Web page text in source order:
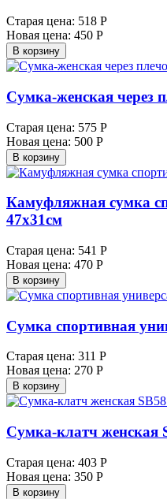
Старая цена: 518 Р
Новая цена: 450 Р
В корзину
Сумка-женская через
Старая цена: 575 Р
Новая цена: 500 Р
В корзину
Камуфляжная сумка
47х31см
Старая цена: 541 Р
Новая цена: 470 Р
В корзину
Сумка спортивная
Старая цена: 311 Р
Новая цена: 270 Р
В корзину
Сумка-клатч женская
Старая цена: 403 Р
Новая цена: 350 Р
В корзину